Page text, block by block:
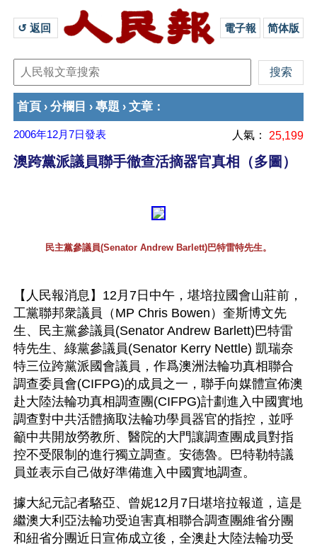
↺ 返回 電子報 简体版
首頁 › 分欄目 › 專題 › 文章 ：
2006年12月7日發表 人氣： 25,199
澳跨黨派議員聯手徹查活摘器官真相（多圖）
民主黨參議員(Senator Andrew Barlett)巴特雷特先生。
【人民報消息】12月7日中午，堪培拉國會山莊前，
工黨聯邦衆議員（MP Chris Bowen）奎斯博文先
生、民主黨參議員(Senator Andrew Barlett)巴特雷
特先生、綠黨參議員(Senator Kerry Nettle) 凱瑞奈
特三位跨黨派國會議員，作爲澳洲法輪功真相聯合
調查委員會(CIFPG)的成員之一，聯手向媒體宣佈澳
赴大陸法輪功真相調查團(CIFPG)計劃進入中國實地
調查對中共活體摘取法輪功學員器官的指控，並呼
籲中共開放勞教所、醫院的大門讓調查團成員對指
控不受限制的進行獨立調查。安德魯。巴特勒特議
員並表示自己做好準備進入中國實地調查。
據大紀元記者駱亞、曾妮12月7日堪培拉報道，這是
繼澳大利亞法輪功受迫害真相聯合調查團維省分團
和紐省分團近日宣佈成立後，全澳赴大陸法輪功受